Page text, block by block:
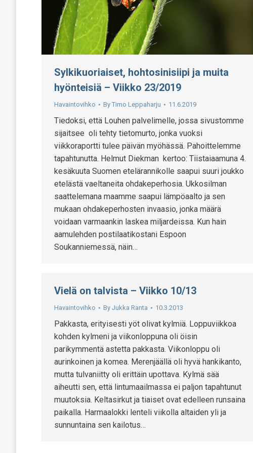
Sylkikuoriaiset, hohtosinisiipi ja muita
hyönteisiä – Viikko 23/2019
Havaintovihko By Timo Leppaharju 11.6.2019
Tiedoksi, että Louhen palvelimelle, jossa sivustomme
sijaitsee oli tehty tietomurto, jonka vuoksi
viikkoraportti tulee päivän myöhässä. Pahoittelemme
tapahtunutta. Helmut Diekman kertoo: Tiistaiaamuna 4.
kesäkuuta Suomen etelärannikolle saapui suuri joukko
etelästä vaeltaneita ohdakeperhosia. Ukkosilman
saattelemana maamme saapui lämpöaalto ja sen
mukaan ohdakeperhosten invaasio, jonka määrä
voidaan varmaankin laskea miljardeissa. Kun hain
aamulehden postilaatikostani Espoon
Soukanniemessä, näin…
Vielä on talvista – Viikko 10/13
Havaintovihko By Jukka Ranta 10.3.2013
Pakkasta, erityisesti yöt olivat kylmiä. Loppuviikkoa
kohden kylmeni ja viikonloppuna oli öisin
parikymmentä astetta pakkasta. Viikonloppu oli
aurinkoinen ja komea. Merenjäällä oli hyvä hankikanto,
mutta tulvaniitty oli erittäin upottava. Kylmä sää
aiheutti sen, että lintumaailmassa ei paljon tapahtunut
muutoksia. Keltasirkut ja tiaiset ovat edelleen runsaina
paikalla. Harmaalokki lenteli viikolla altaiden yli ja
sunnuntaina sen kailotus…